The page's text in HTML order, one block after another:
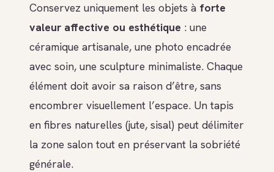
Conservez uniquement les objets à forte
valeur affective ou esthétique : une
céramique artisanale, une photo encadrée
avec soin, une sculpture minimaliste. Chaque
élément doit avoir sa raison d’être, sans
encombrer visuellement l’espace. Un tapis
en fibres naturelles (jute, sisal) peut délimiter
la zone salon tout en préservant la sobriété
générale.